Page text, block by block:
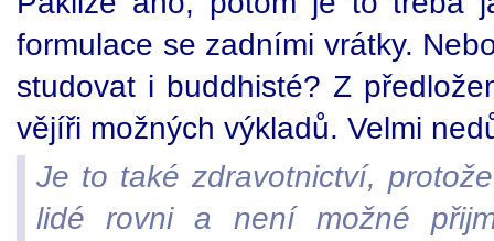
formulace se zadními vrátky.
studovat i buddhisté? Z
vějíři možných výkladů. Velmi
Je to také zdravotnictví,
lidé rovni a není možné